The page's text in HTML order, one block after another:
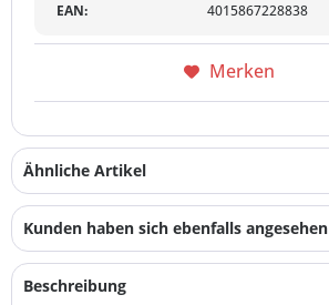
EAN:
4015867228838
Merken
Ähnliche Artikel
Kunden haben sich ebenfalls angesehen
Beschreibung